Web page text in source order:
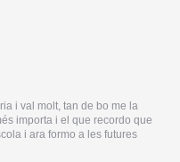
i val molt, tan de bo me la
importa i el que recordo que
i ara formo a les futures